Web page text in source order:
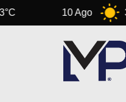
30°C